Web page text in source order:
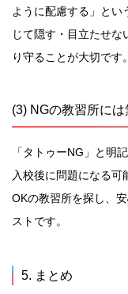
ように配慮する」とい
じて隠す・目立たせ
り守ることが大切です。
(3) NGの教習所に
「タトゥーNG」と明
入校後に問題になる
OKの教習所を探し、
ストです。
5. まとめ